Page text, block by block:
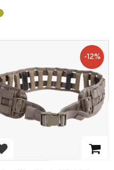
Lägg till i favoriter
12%